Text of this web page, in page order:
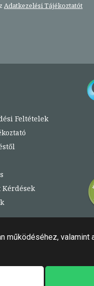
Adatkezelési Tájékoztatót
Feltételek